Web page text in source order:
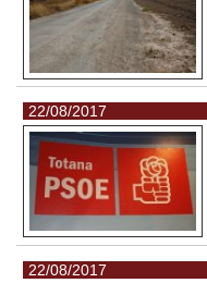
22/08/2017
22/08/2017